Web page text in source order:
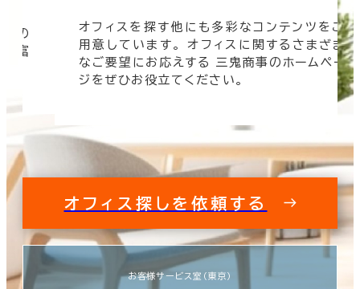
の
豊富
オフィスを探す他にも多彩なコンテンツをご
用意しています。 オフィスに関するさまざま
なご要望にお応えする 三鬼商事のホームペー
ジをぜひお役立てください。
オフィス探しを依頼する
お客様サービス室（東京）